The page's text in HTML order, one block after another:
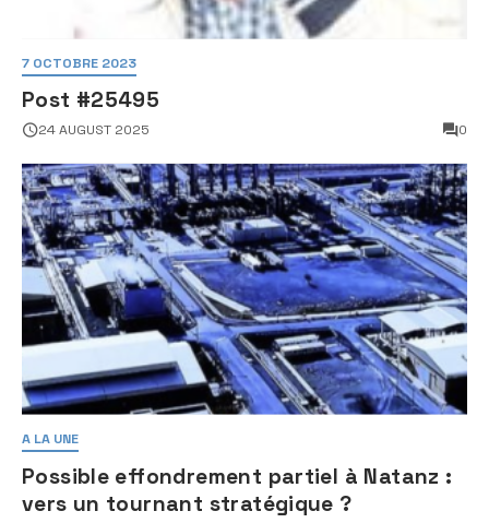
7 OCTOBRE 2023
Post #25495
24 AUGUST 2025 0
A LA UNE
Possible effondrement partiel à Natanz :
vers un tournant stratégique ?